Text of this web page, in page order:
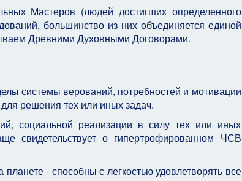
Мастеров (людей достигших определенного
большинство из них объединяется единой
Древними Духовными Договорами.
системы верований, потребностей и мотивации
решения тех или иных задач.
социальной реализации в силу тех или иных
свидетельствует о гипертрофированном ЧСВ
- способны с легкостью удовлетворять все